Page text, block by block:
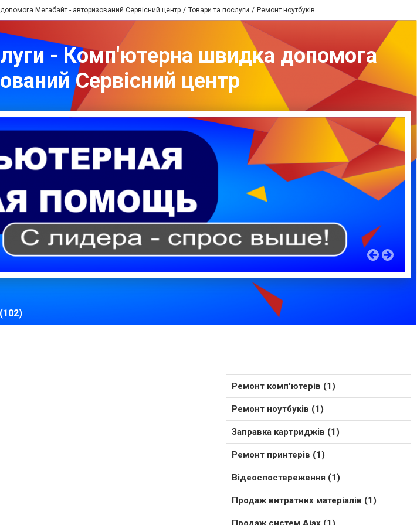
Мегабайт - авторизований Сервісний центр Товари та послуги Ремонт ноутбуків
- Комп'ютерна швидка допомога
Сервісний центр
Ремонт комп'ютерів (1)
Ремонт ноутбуків (1)
Заправка картриджів (1)
Ремонт принтерів (1)
Відеоспостереження (1)
Продаж витратних матеріалів (1)